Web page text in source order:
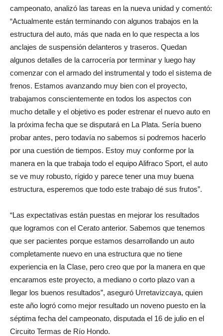
campeonato, analizó las tareas en la nueva unidad y comentó:
“Actualmente están terminando con algunos trabajos en la
estructura del auto, más que nada en lo que respecta a los
anclajes de suspensión delanteros y traseros. Quedan
algunos detalles de la carrocería por terminar y luego hay
comenzar con el armado del instrumental y todo el sistema de
frenos. Estamos avanzando muy bien con el proyecto,
trabajamos conscientemente en todos los aspectos con
mucho detalle y el objetivo es poder estrenar el nuevo auto en
la próxima fecha que se disputará en La Plata. Sería bueno
probar antes, pero todavía no sabemos si podremos hacerlo
por una cuestión de tiempos. Estoy muy conforme por la
manera en la que trabaja todo el equipo Alifraco Sport, el auto
se ve muy robusto, rígido y parece tener una muy buena
estructura, esperemos que todo este trabajo dé sus frutos”.
“Las expectativas están puestas en mejorar los resultados
que logramos con el Cerato anterior. Sabemos que tenemos
que ser pacientes porque estamos desarrollando un auto
completamente nuevo en una estructura que no tiene
experiencia en la Clase, pero creo que por la manera en que
encaramos este proyecto, a mediano o corto plazo van a
llegar los buenos resultados”, aseguró Urretavizcaya, quien
este año logró como mejor resultado un noveno puesto en la
séptima fecha del campeonato, disputada el 16 de julio en el
Circuito Termas de Río Hondo.